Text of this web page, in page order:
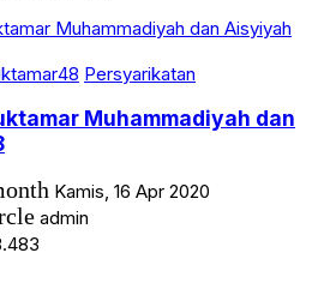
Persyarikatan
Muhammadiyah dan
Kamis, 16 Apr 2020
admin